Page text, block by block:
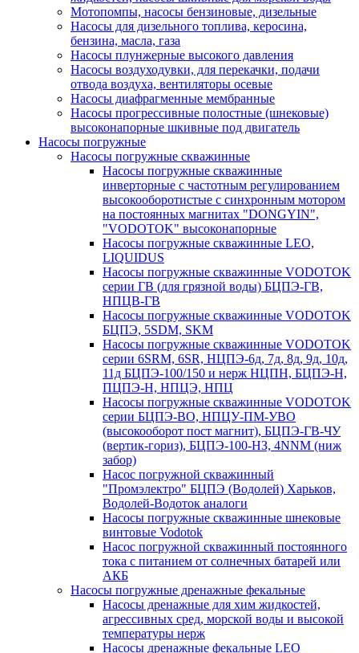
Мотопомпы, насосы бензиновые, дизельные
Насосы для дизельного топлива, керосина,
бензина, масла, газа
Насосы плунжерные высокого давления
Насосы воздуходувки, для перекачки, подачи
отвода воздуха, вентиляторы осевые
Насосы диафрагменные мембранные
Насосы прогрессивные полостные (шнековые)
высоконапорные шкивные под двигатель
Насосы погружные
Насосы погружные скважинные
Насосы погружные скважинные
инверторные с частотным регулированием
высокооборотистые с синхронным мотором
на постоянных магнитах "DONGYIN",
"VODOTOK" высоконапорные
Насосы погружные скважинные LEO,
LIQUIDUS
Насосы погружные скважинные VODOTOK
серии ГВ (для грязной воды) БЦПЭ-ГВ,
НПЦВ-ГВ
Насосы погружные скважинные VODOTOK
БЦПЭ, 5SDM, SKM
Насосы погружные скважинные VODOTOK
серии 6SRM, 6SR, НЦПЭ-6д, 7д, 8д, 9д, 10д,
11д БЦПЭ-100/150 и нерж НЦПН, БЦПЭ-Н,
ПЦПЭ-Н, НПЦЭ, НПЦ
Насосы погружные скважинные VODOTOK
серии БЦПЭ-ВО, НПЦУ-ПМ-УВО
(высокооборот пост магнит), БЦПЭ-ГВ-ЧУ
(вертик-гориз), БЦПЭ-100-НЗ, 4NNM (ниж
забор)
Насос погружной скважинный
"Промэлектро" БЦПЭ (Водолей) Харьков,
Водолей-Водоток аналоги
Насосы погружные скважинные шнековые
винтовые Vodotok
Насос погружной скважинный постоянного
тока с питанием от солнечных батарей или
АКБ
Насосы погружные дренажные фекальные
Насосы дренажные для хим жидкостей,
агрессивных сред, морской воды и высокой
температуры нерж
Насосы дренажные фекальные LEO